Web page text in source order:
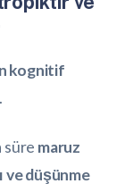
kognitif
süre maruz
ve düşünme